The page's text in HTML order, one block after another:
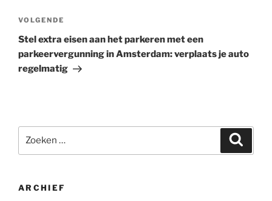
Volgend
bericht
VOLGENDE
Stel extra eisen aan het parkeren met een
parkeervergunning in Amsterdam: verplaats je auto
regelmatig
naar:
ARCHIEF